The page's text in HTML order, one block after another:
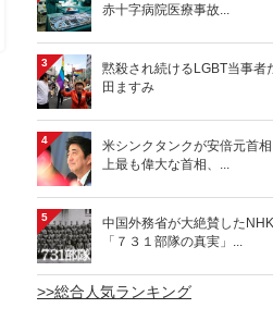
赤十字病院医療事故...
3
黙殺され続けるLGBT当事者
田ますみ
4
米シンクタンクが安倍元首
上最も偉大な首相、...
5
中国外務省が大絶賛した
「７３１部隊の真実」...
>>総合人気ランキング